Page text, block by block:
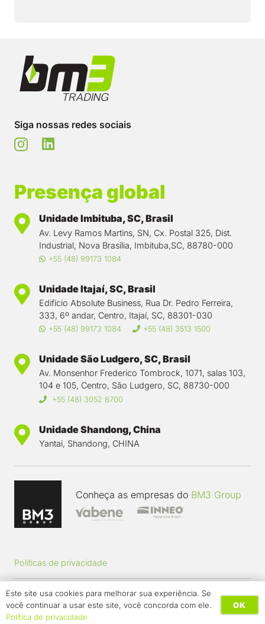
Siga nossas redes sociais
Presença global
Unidade Imbituba, SC, Brasil
Av. Levy Ramos Martins, SN, Cx. Postal 325, Dist.
Industrial, Nova Brasília, Imbituba,SC, 88780-000
+55 (48) 99173 1084
Unidade Itajaí, SC, Brasil
Edifício Absolute Business, Rua Dr. Pedro Ferreira,
333, 6º andar, Centro, Itajaí, SC, 88301-030
+55 (48) 99173 1084 +55 (48) 3513 1500
Unidade São Ludgero, SC, Brasil
Av. Monsenhor Frederico Tombrock, 1071, salas 103,
104 e 105, Centro, São Ludgero, SC, 88730-000
+55 (48) 3052 8700
Unidade Shandong, China
Yantai, Shandong, CHINA
Conheça as empresas do BM3 Group
Políticas de privacidade
Trabalhe conosco
WHATSAPP
Este site usa cookies para melhorar sua experiência. Se
você continuar a usar este site, você concorda com ele.
Política de privacidade
OK